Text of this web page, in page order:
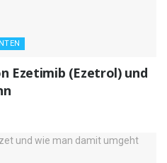
Ezetimib (Ezetrol) und